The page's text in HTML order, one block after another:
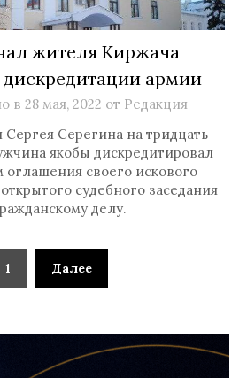
жителя Киржача
армии
в 28 мая, 2022 от Редакция
Серегина на тридцать
якобы дискредитировал
своего искового
судебного заседания
делу.
1 Далее